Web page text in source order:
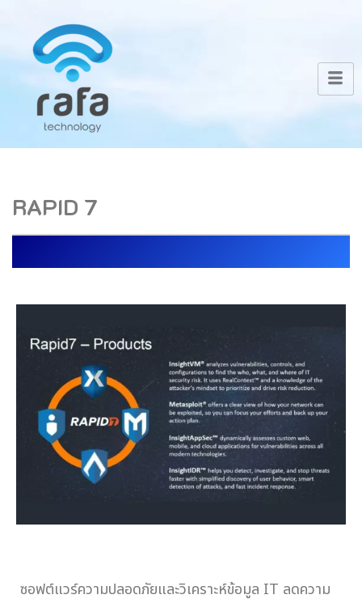
RAPID 7
ซอฟต์แวร์ความปลอดภัยและวิเคราะห์ข้อมูล IT ลดความ